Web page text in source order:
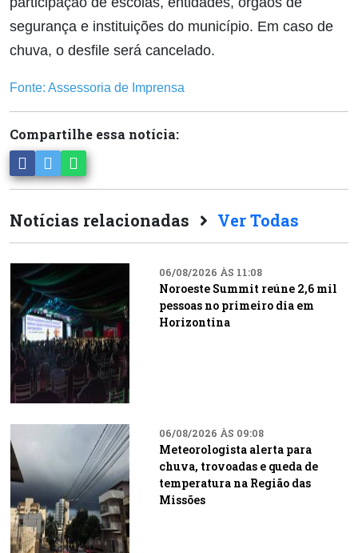
segurança e instituições do município. Em caso de
chuva, o desfile será cancelado.
Fonte: Assessoria de Imprensa
Compartilhe essa notícia:
Notícias relacionadas Ver Todas
06/08/2026 ÀS 11:08
Noroeste Summit reúne 2,6 mil
pessoas no primeiro dia em
Horizontina
06/08/2026 ÀS 09:08
Meteorologista alerta para
chuva, trovoadas e queda de
temperatura na Região das
Missões